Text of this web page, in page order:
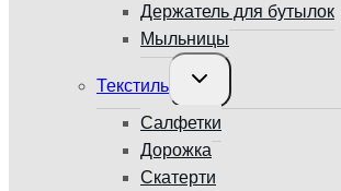
Держатель для бутылок
Мыльницы
Текстиль
Переключить
дочернее
Салфетки
Дорожка
Скатерти